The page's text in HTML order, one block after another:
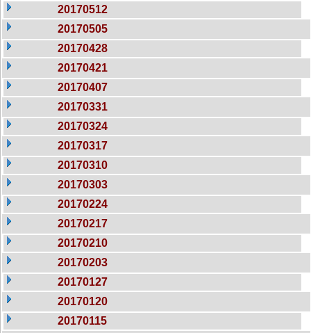
20170512
20170505
20170428
20170421
20170407
20170331
20170324
20170317
20170310
20170303
20170224
20170217
20170210
20170203
20170127
20170120
20170115